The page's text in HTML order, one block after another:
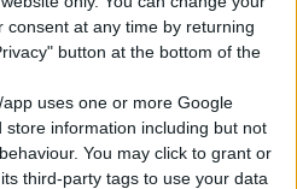
consent at any time by returning
button at the bottom of the
uses one or more Google
information including but not
You may click to grant or
third-party tags to use your data
ταμείου σύμφωνα με τη
με τους